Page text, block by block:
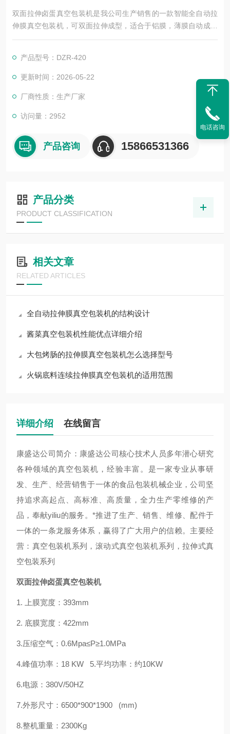
双面拉伸卤蛋真空包装机是我公司生产销售的一款智能全自动拉
伸膜真空包装机，可双面拉伸成型，适合于铝膜，薄膜自动成袋
包装。配置PLC电脑控制系统，适用于牛排，鸡蛋干，鸭蛋，牛
产品型号：DZR-420
更新时间：2026-05-22
厂商性质：生产厂家
访问量：2952
产品咨询 15866531366
产品分类
PRODUCT CLASSIFICATION
相关文章
RELATED ARTICLES
全自动拉伸膜真空包装机的结构设计
酱菜真空包装机性能优点详细介绍
大包烤肠的拉伸膜真空包装机怎么选择型号
火锅底料连续拉伸膜真空包装机的适用范围
详细介绍 在线留言
康盛达公司简介：康盛达公司核心技术人员多年潜心研究
各种领域的真空包装机，经验丰富。是一家专业从事研
发、生产、经营销售于一体的食品包装机械企业，公司坚
持追求高起点、高标准、高质量，全力生产零维修的产
品，奉献yiliu的服务。*推进了生产、销售、维修、配件于
一体的一条龙服务体系，赢得了广大用户的信赖。主要经
营：真空包装机系列，滚动式真空包装机系列，拉伸式真
空包装系列
双面拉伸卤蛋真空包装机
1. 上膜宽度：393mm
2. 底膜宽度：422mm
3.压缩空气：0.6Mpa≤P≥1.0MPa
4.峰值功率：18 KW 5.平均功率：约10KW
6.电源：380V/50HZ
7.外形尺寸：6500*900*1900 (mm)
8.整机重量：2300Kg
电话咨询